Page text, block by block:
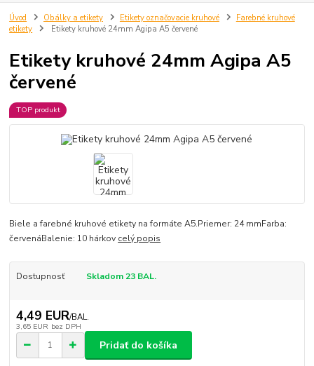
Úvod Obálky a etikety Etikety označovacie kruhové
Farebné kruhové
etikety
Etikety kruhové 24mm Agipa A5 červené
Etikety kruhové 24mm Agipa A5
červené
TOP produkt
Biele a farebné kruhové etikety na formáte A5.Priemer: 24 mmFarba:
červenáBalenie: 10 hárkov celý popis
Dostupnosť Skladom 23 BAL.
4,49 EUR/BAL.
3,65 EUR bez DPH
Pridať do košíka